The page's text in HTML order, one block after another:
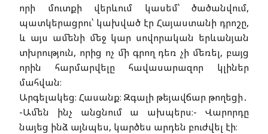
որի մուտքի վերևում կասեմ՝ ծածանվում,
պատկերացրու՝ կախված էր Հայաստանի դրոշը,
և այս ամենի մեջ կար սովորական երևանյան
տխրություն, որից ոչ մի գրող դեռ չի մեռել, բայց
որին հարմարվելը հավասարազոր կլիներ
մահվան։
Արգելակեց։ Հասանք։ Զգալի թեյավճար թողեցի․
-Ամեն ինչ անցնում ա ախպերս։- Վարորդը
նայեց ինձ այնպես, կարծես արդեն բուժվել էի։